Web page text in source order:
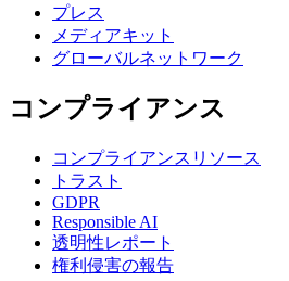
プレス
メディアキット
グローバルネットワーク
コンプライアンス
コンプライアンスリソース
トラスト
GDPR
Responsible AI
透明性レポート
権利侵害の報告